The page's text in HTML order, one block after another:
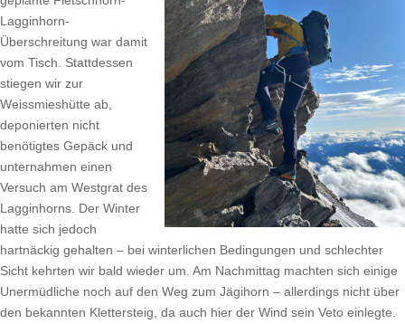
Lagginhorn-
Überschreitung war damit
vom Tisch. Stattdessen
stiegen wir zur
Weissmieshütte ab,
deponierten nicht
benötigtes Gepäck und
unternahmen einen
Versuch am Westgrat des
Lagginhorns. Der Winter
hatte sich jedoch
hartnäckig gehalten – bei winterlichen Bedingungen und schlechter
Sicht kehrten wir bald wieder um. Am Nachmittag machten sich einige
Unermüdliche noch auf den Weg zum Jägihorn – allerdings nicht über
den bekannten Klettersteig, da auch hier der Wind sein Veto einlegte.